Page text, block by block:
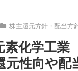
株主還元方針・配当方
素化学工業
元性向や配